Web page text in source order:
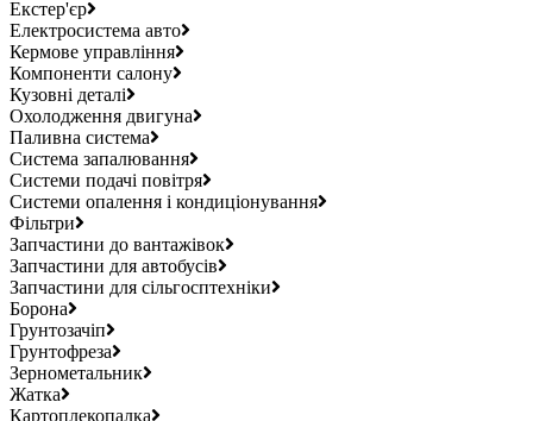
Екстер'єр
Електросистема авто
Кермове управління
Компоненти салону
Кузовні деталі
Охолодження двигуна
Паливна система
Система запалювання
Системи подачі повітря
Системи опалення і кондиціонування
Фільтри
Запчастини до вантажівок
Запчастини для автобусів
Запчастини для сільгосптехніки
Борона
Грунтозачіп
Грунтофреза
Зернометальник
Жатка
Картоплекопалка